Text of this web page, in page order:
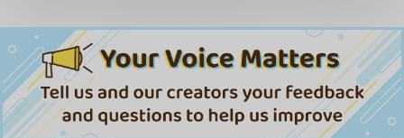
中
斑気
専売 990 円（税込）
鬼灯の冷徹 白澤×鬼灯
サンプル
専売 3,457円（税込）
えそらのこと
専売 850円（税込）
鬼灯の冷徹 白澤×鬼灯
サンプル